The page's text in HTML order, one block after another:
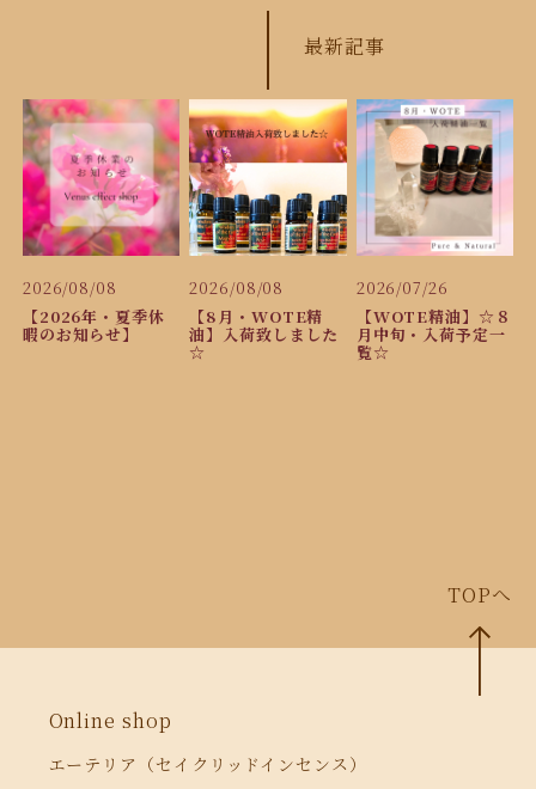
最新記事
2026/08/08
【2026年・夏季休
暇のお知らせ】
2026/08/08
【8月・WOTE精
油】入荷致しました
☆
2026/07/26
【WOTE精油】☆８
月中旬・入荷予定一
覧☆
Online shop
エーテリア（セイクリッドインセンス）
TOPへ